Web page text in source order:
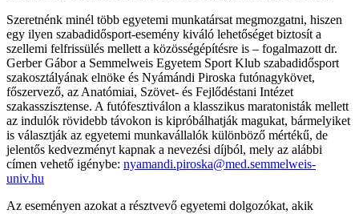
Szeretnénk minél több egyetemi munkatársat megmozgatni, hiszen
egy ilyen szabadidősport-esemény kiváló lehetőséget biztosít a
szellemi felfrissülés mellett a közösségépítésre is – fogalmazott dr.
Gerber Gábor a Semmelweis Egyetem Sport Klub szabadidősport
szakosztályának elnöke és Nyámándi Piroska futónagykövet,
főszervező, az Anatómiai, Szövet- és Fejlődéstani Intézet
szakasszisztense. A futófesztiválon a klasszikus maratonisták mellett
az indulók rövidebb távokon is kipróbálhatják magukat, bármelyiket
is választják az egyetemi munkavállalók különböző mértékű, de
jelentős kedvezményt kapnak a nevezési díjból, mely az alábbi
címen vehető igénybe: nyamandi.piroska@med.semmelweis-
univ.hu
Az eseményen azokat a résztvevő egyetemi dolgozókat, akik